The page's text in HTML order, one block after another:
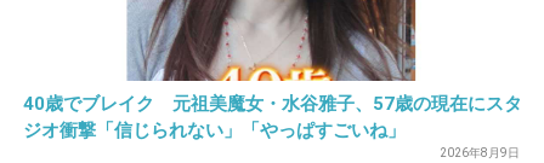
2014/05/04(日) 10:17:51
ふしぎ発見でミステリーハンターやった時から
苦手になった。
40歳でブレイク 元祖美魔女・水谷雅子、57歳の現在にスタ
ジオ衝撃「信じられない」「やっぱすごいね」
2026年8月9日